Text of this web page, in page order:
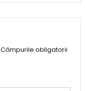
Câmpurile obligatorii